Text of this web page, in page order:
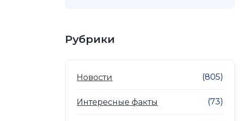
Рубрики
Новости (805)
Интересные факты (73)